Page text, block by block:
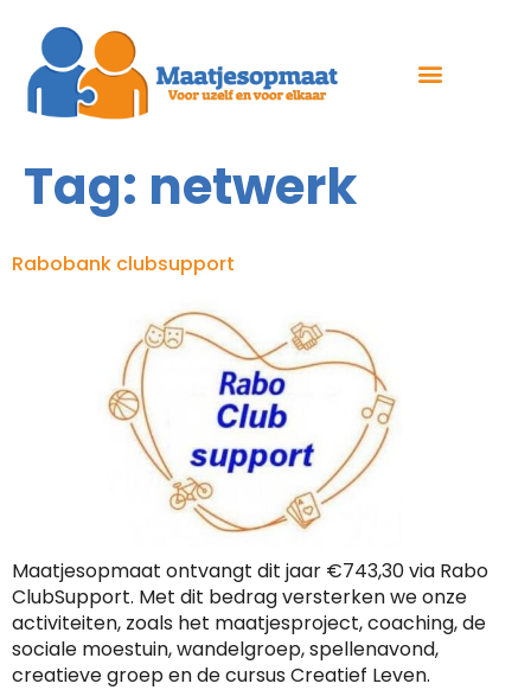
Tag: netwerk
Rabobank clubsupport
Maatjesopmaat ontvangt dit jaar €743,30 via Rabo
ClubSupport. Met dit bedrag versterken we onze
activiteiten, zoals het maatjesproject, coaching, de
sociale moestuin, wandelgroep, spellenavond,
creatieve groep en de cursus Creatief Leven.